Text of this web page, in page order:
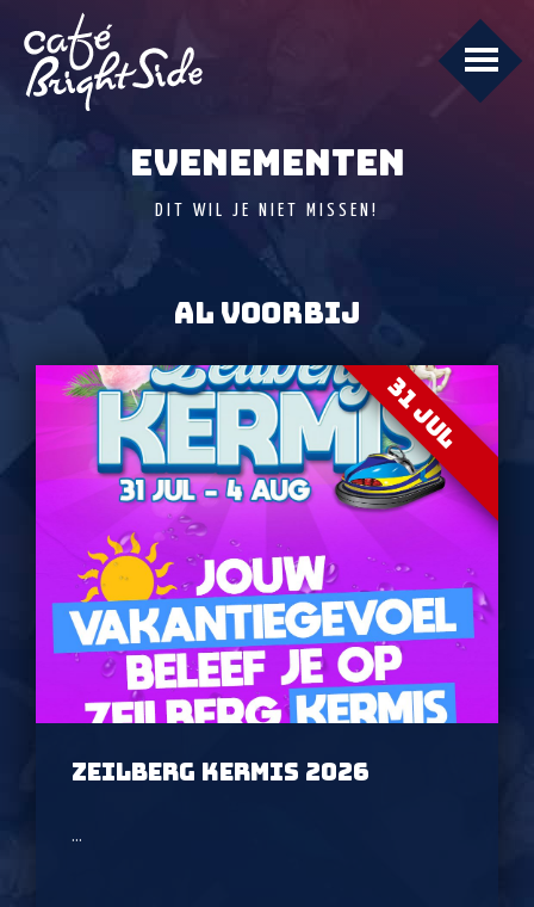
EVENEMENTEN
DIT WIL JE NIET MISSEN!
AL VOORBIJ
31 JUL
ZEILBERG KERMIS 2026
...